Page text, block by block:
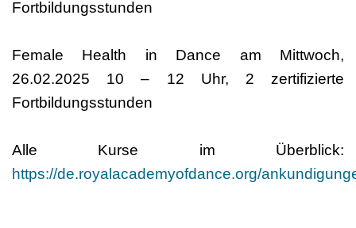
Fortbildungsstunden
Female Health in Dance am Mittwoch,
26.02.2025 10 – 12 Uhr, 2 zertifizierte
Fortbildungsstunden
Alle Kurse im Überblick:
https://de.royalacademyofdance.org/